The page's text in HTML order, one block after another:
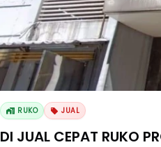
RUKO JUAL
DI JUAL CEPAT RUKO